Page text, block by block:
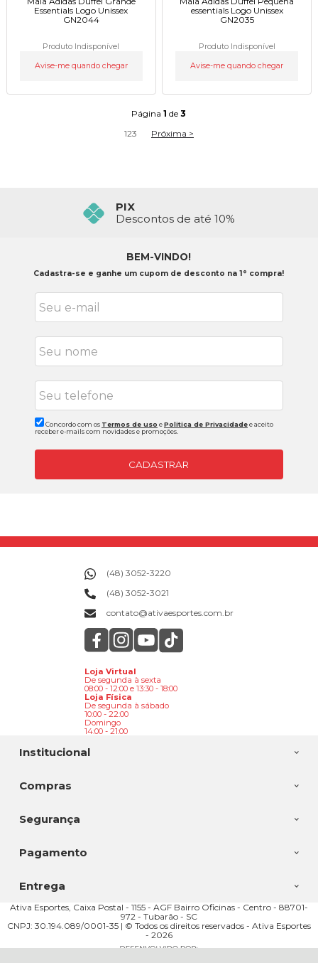
Essentials Logo Unissex
GN2044
Produto Indisponível
Avise-me quando chegar
essentials Logo Unissex
GN2035
Produto Indisponível
Avise-me quando chegar
Página1 de3
123 Próxima >
PIX
Descontos de até 10%
FRETE GRÁTIS ACIMA 399,90
Confira o Regulamento
BEM-VINDO!
Cadastra-se e ganhe um cupom de desconto na 1° compra!
Concordo com os Termos de uso ePolitica de Privacidadee aceito
receber e-mails com novidades e promoções.
CADASTRAR
Institucional
Compras
(48) 3052-3220
(48) 3052-3021
contato@ativaesportes.com.br
Loja Virtual
De segunda à sexta
08:00 - 12:00 e 13:30 - 18:00
Loja Física
De segunda à sábado
10:00 - 22:00
Domingo
14:00 - 21:00
Segurança
Pagamento
Entrega
Ativa Esportes, Caixa Postal - 1155 - AGF Bairro Oficinas - Centro - 88701-
972 - Tubarão - SC
CNPJ: 30.194.089/0001-35 | © Todos os direitos reservados - Ativa Esportes
- 2026